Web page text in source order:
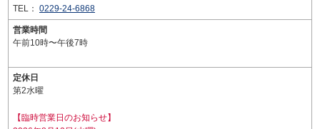
TEL： 0229-24-6868
営業時間
午前10時〜午後7時
定休日
第2水曜
【臨時営業日のお知らせ】